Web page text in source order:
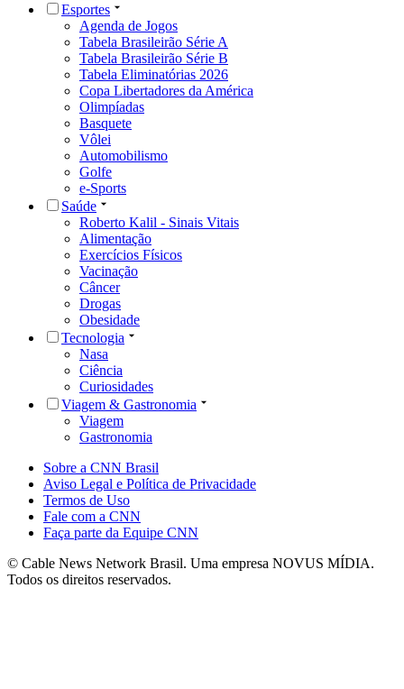
Esportes
Agenda de Jogos
Tabela Brasileirão Série A
Tabela Brasileirão Série B
Tabela Eliminatórias 2026
Copa Libertadores da América
Olimpíadas
Basquete
Vôlei
Automobilismo
Golfe
e-Sports
Saúde
Roberto Kalil - Sinais Vitais
Alimentação
Exercícios Físicos
Vacinação
Câncer
Drogas
Obesidade
Tecnologia
Nasa
Ciência
Curiosidades
Viagem & Gastronomia
Viagem
Gastronomia
Sobre a CNN Brasil
Aviso Legal e Política de Privacidade
Termos de Uso
Fale com a CNN
Faça parte da Equipe CNN
© Cable News Network Brasil. Uma empresa NOVUS MÍDIA.
Todos os direitos reservados.